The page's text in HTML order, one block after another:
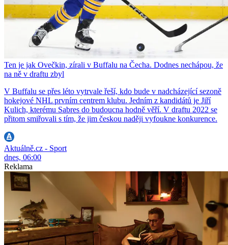
Ten je jak Ovečkin, zírali v Buffalu na Čecha. Dodnes nechápou, že
na ně v draftu zbyl
V Buffalu se přes léto vytrvale řeší, kdo bude v nadcházející sezoně
hokejové NHL prvním centrem klubu. Jedním z kandidátů je Jiří
Kulich, kterému Sabres do budoucna hodně věří. V draftu 2022 se
přitom smiřovali s tím, že jim českou naději vyfoukne konkurence.
Aktuálně.cz - Sport
dnes, 06:00
Reklama